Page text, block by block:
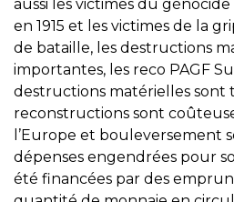
aussi les victimes du
en 1915 et les victimes de la
de bataille, les destructions
importantes, les reco PAGF
destructions matérielles sont
reconstructions sont
l’Europe et bouleversement
dépenses engendrées pour
été financées par des